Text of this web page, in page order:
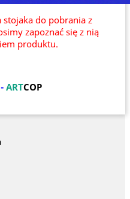
stojaka do pobrania z
zapoznać się z nią
produktu.
ARTCOP